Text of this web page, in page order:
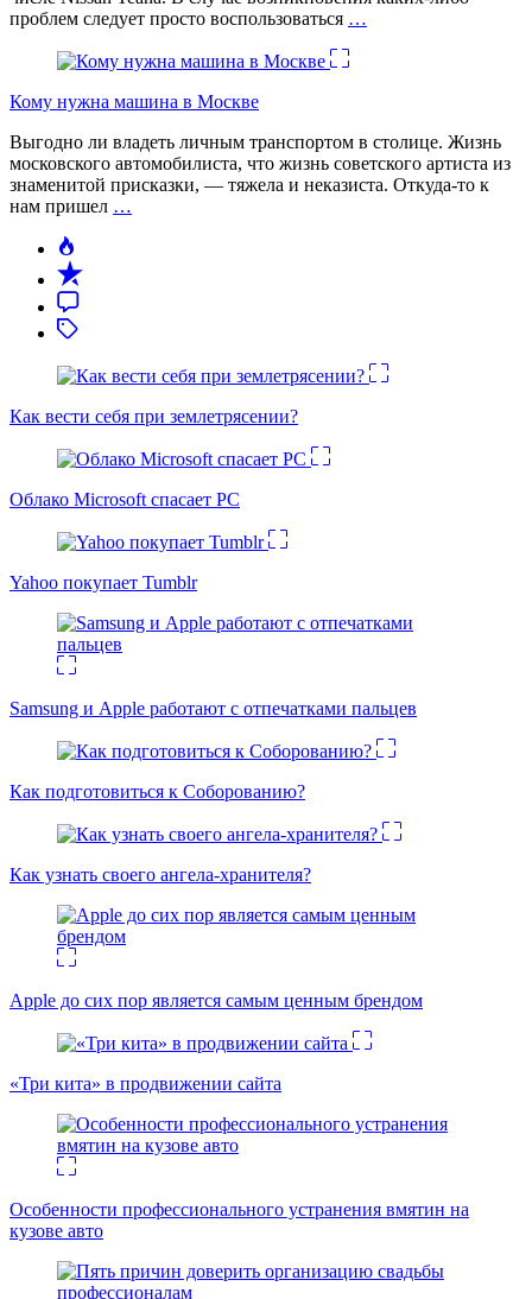
проблем следует просто воспользоваться …
Кому нужна машина в Москве
Выгодно ли владеть личным транспортом в столице. Жизнь
московского автомобилиста, что жизнь советского артиста из
знаменитой присказки, — тяжела и неказиста. Откуда-то к
нам пришел …
Как вести себя при землетрясении?
Облако Microsoft спасает PC
Yahoo покупает Tumblr
Samsung и Apple работают с отпечатками пальцев
Как подготовиться к Соборованию?
Как узнать своего ангела-хранителя?
Apple до сих пор является самым ценным брендом
«Три кита» в продвижении сайта
Особенности профессионального устранения вмятин на
кузове авто